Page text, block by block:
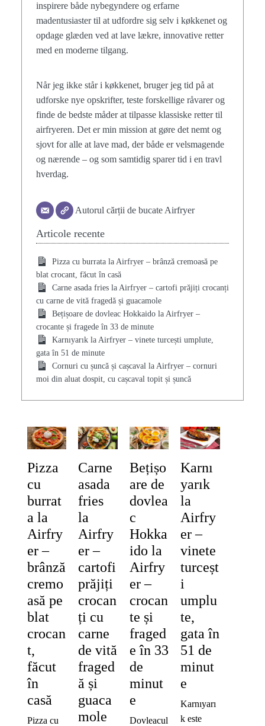
inspirere både nybegyndere og erfarne
madentusiaster til at udfordre sig selv i køkkenet og
opdage glæden ved at lave lækre, innovative retter
med en moderne tilgang.
Når jeg ikke står i køkkenet, bruger jeg tid på at
udforske nye opskrifter, teste forskellige råvarer og
finde de bedste måder at tilpasse klassiske retter til
airfryeren. Det er min mission at gøre det nemt og
sjovt for alle at lave mad, der både er velsmagende
og nærende – og som samtidig sparer tid i en travl
hverdag.
Autorul cărții de bucate Airfryer
Articole recente
Pizza cu burrata la Airfryer – brânză cremoasă pe
blat crocant, făcut în casă
Carne asada fries la Airfryer – cartofi prăjiți crocanți
cu carne de vită fragedă și guacamole
Bețișoare de dovleac Hokkaido la Airfryer –
crocante și fragede în 33 de minute
Karnıyarık la Airfryer – vinete turcești umplute,
gata în 51 de minute
Cornuri cu șuncă și cașcaval la Airfryer – cornuri
moi din aluat dospit, cu cașcaval topit și șuncă
Pizza
cu
burrat
a la
Airfry
er –
brânză
cremo
asă pe
blat
crocan
t,
făcut
în
casă
Pizza cu
Carne
asada
fries
la
Airfry
er –
cartofi
prăjiți
crocan
ți cu
carne
de vită
fraged
ă și
guaca
mole
Bețișo
are de
dovlea
c
Hokka
ido la
Airfry
er –
crocan
te și
fraged
e în 33
de
minut
e
Dovleacul
Karnı
yarık
la
Airfry
er –
vinete
turceșt
i
umplu
te,
gata în
51 de
minut
e
Karnıyarı
k este